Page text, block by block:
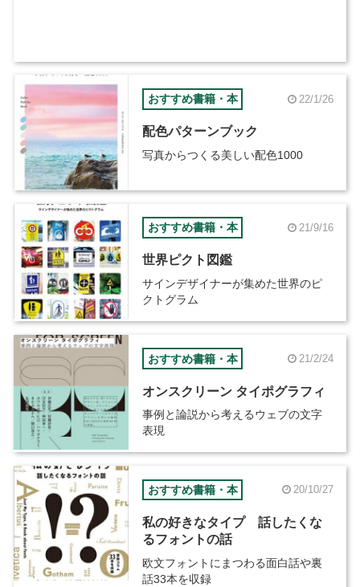
おすすめ書籍・本 22/1/26
配色パターンブック
写真からつくる美しい配色1000
おすすめ書籍・本 21/9/16
世界ピクト図鑑
サインデザイナーが集めた世界のピ
クトグラム
おすすめ書籍・本 21/2/24
オンスクリーン タイポグラフィ
事例と論説から考えるウェブの文字
表現
おすすめ書籍・本 20/10/27
私の好きなタイプ 話したくな
るフォントの話
欧文フォントにまつわる面白話や裏
話33本を収録